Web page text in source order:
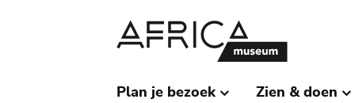
Plan je bezoek Zien & doen